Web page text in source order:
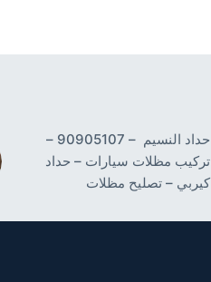
حداد النسيم – 90905107 –
تركيب مظلات سيارات – حداد
كيربي – تصليح مظلات